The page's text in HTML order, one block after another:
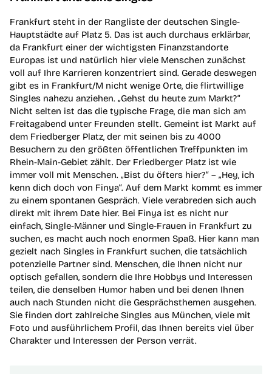
Frankfurt steht in der Rangliste der deutschen Single-
Hauptstädte auf Platz 5. Das ist auch durchaus erklärbar,
da Frankfurt einer der wichtigsten Finanzstandorte
Europas ist und natürlich hier viele Menschen zunächst
voll auf Ihre Karrieren konzentriert sind. Gerade deswegen
gibt es in Frankfurt/M nicht wenige Orte, die flirtwillige
Singles nahezu anziehen. „Gehst du heute zum Markt?“
Nicht selten ist das die typische Frage, die man sich am
Freitagabend unter Freunden stellt. Gemeint ist Markt auf
dem Friedberger Platz, der mit seinen bis zu 4000
Besuchern zu den größten öffentlichen Treffpunkten im
Rhein-Main-Gebiet zählt. Der Friedberger Platz ist wie
immer voll mit Menschen. „Bist du öfters hier?“ – „Hey, ich
kenn dich doch von Finya“. Auf dem Markt kommt es immer
zu einem spontanen Gespräch. Viele verabreden sich auch
direkt mit ihrem Date hier. Bei Finya ist es nicht nur
einfach, Single-Männer und Single-Frauen in Frankfurt zu
suchen, es macht auch noch enormen Spaß. Hier kann man
gezielt nach Singles in Frankfurt suchen, die tatsächlich
potenzielle Partner sind. Menschen, die Ihnen nicht nur
optisch gefallen, sondern die Ihre Hobbys und Interessen
teilen, die denselben Humor haben und bei denen Ihnen
auch nach Stunden nicht die Gesprächsthemen ausgehen.
Sie finden dort zahlreiche Singles aus München, viele mit
Foto und ausführlichem Profil, das Ihnen bereits viel über
Charakter und Interessen der Person verrät.